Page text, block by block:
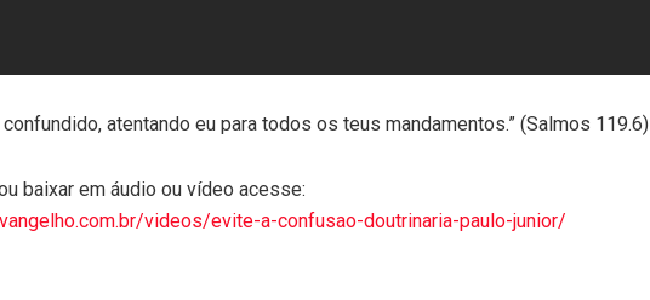
confundido, atentando eu para todos os teus mandamentos.” (Salmos 119.6)
baixar em áudio ou vídeo acesse:
videos/evite-a-confusao-doutrinaria-paulo-junior/